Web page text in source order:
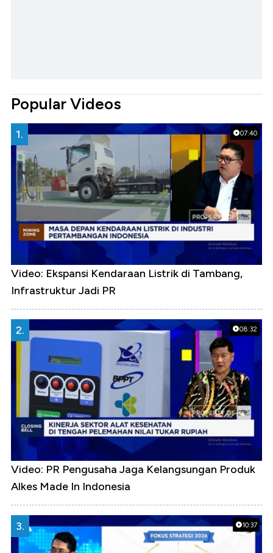
Popular Videos
07:40
1.
Video: Ekspansi Kendaraan Listrik di Tambang,
Infrastruktur Jadi PR
08:32
2.
Video: PR Pengusaha Jaga Kelangsungan Produk
Alkes Made In Indonesia
10:37
3.